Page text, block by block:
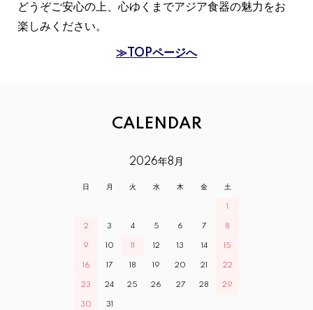
どうぞご安心の上、心ゆくまでアジア食器の魅力をお
楽しみください。
≫TOPページへ
CALENDAR
2026年8月
日 月 火 水 木 金 土
1
2 3 4 5 6 7 8
9 10 11 12 13 14 15
16 17 18 19 20 21 22
23 24 25 26 27 28 29
30 31